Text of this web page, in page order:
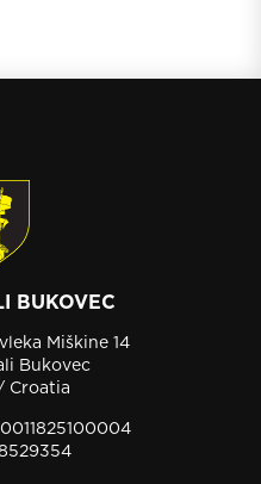
BUKOVEC
Miškine 14
Bukovec
Croatia